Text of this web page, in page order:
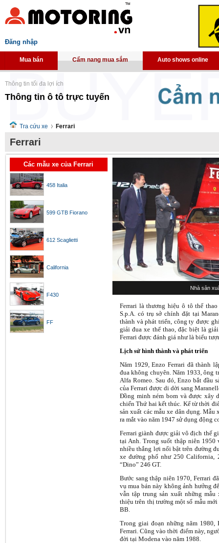
Đăng nhập
Mua bán Cẩm nang mua sắm Auto shows online
Thông tin tối đa lợi ích
Thông tin ô tô trực tuyến
Tra cứu xe Ferrari
Ferrari
Các mẫu xe của Ferrari
458 Italia
599 GTB Fiorano
612 Scaglietti
California
F430
FF
Nhà sản
Ferrari là thương hiệu ô tô thể
S.p.A. có trụ sở chính đặt tại
thành và phát triển, công ty được
giải đua xe thể thao, đặc biệt là
Ferrari được đánh giá như là biểu
Lịch sử hình thành và phát triển
Năm 1929, Enzo Ferrari đã thành
đua không chuyên. Năm 1933, ông
Alfa Romeo. Sau đó, Enzo bắt đầu
của Ferrari được di dời sang
Đồng minh ném bom và được xây
chiến Thứ hai kết thúc. Kể từ thời
sản xuất các mẫu xe dân dụng. Mẫu
ra mắt vào năm 1947 sử dụng động
Ferrari giành được giải vô địch thế
tại Anh. Trong suốt thập niên 1950
nhiều thắng lợi nổi bật trên đường
xe đường phố như 250 California,
“Dino” 246 GT.
Bước sang thập niên 1970, Ferrari
vụ mua bán này không ảnh hưởng
vẫn tập trung sản xuất những
thiệu trên thị trường một số mẫu
BB.
Trong giai đoạn những năm 1980,
Ferrari. Cũng vào thời điểm này,
đời tại Modena vào năm 1988.